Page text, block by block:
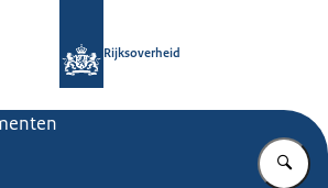
Rijksoverheid